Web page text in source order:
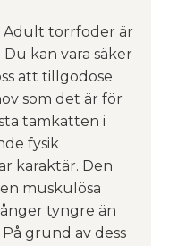
Adult torrfoder är
kan vara säker
att tillgodose
som det är för
tamkatten i
fysik
karaktär. Den
muskulösa
tyngre än
grund av dess